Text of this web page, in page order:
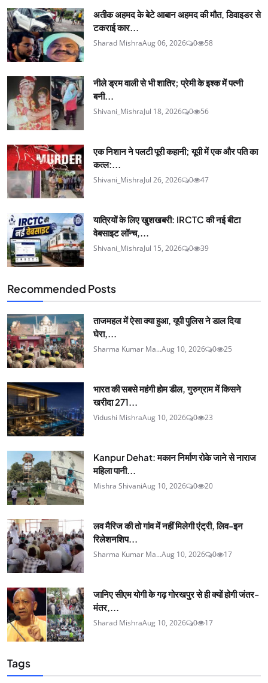
अतीक अहमद के बेटे आबान अहमद की मौत, डिवाइडर से
टकराई कार...
Sharad MishraAug 06, 2026 0 58
नीले ड्रम वाली से भी शातिर; प्रेमी के इश्‍क में पत्नी
बनी...
Shivani_MishraJul 18, 2026 0 56
एक निशान ने पलटी पूरी कहानी; यूपी में एक और पति का
कत्ल:...
Shivani_MishraJul 26, 2026 0 47
यात्रियों के लिए खुशखबरी: IRCTC की नई बीटा
वेबसाइट लॉन्च,...
Shivani_MishraJul 15, 2026 0 39
Recommended Posts
ताजमहल में ऐसा क्‍या हुआ, यूपी पुलिस ने डाल दिया
घेरा,...
Sharma Kumar Ma...Aug 10, 2026 0 25
भारत की सबसे महंगी होम डील, गुरुग्राम में किसने
खरीदा 271...
Vidushi MishraAug 10, 2026 0 23
Kanpur Dehat: मकान निर्माण रोके जाने से नाराज
महिला पानी...
Mishra ShivaniAug 10, 2026 0 20
लव मैरिज की तो गांव में नहीं मिलेगी एंट्री, लिव-इन
रिलेशनशिप...
Sharma Kumar Ma...Aug 10, 2026 0 17
जानिए सीएम योगी के गढ़ गोरखपुर से ही क्यों होगी जंतर-
मंतर,...
Sharad MishraAug 10, 2026 0 17
Tags